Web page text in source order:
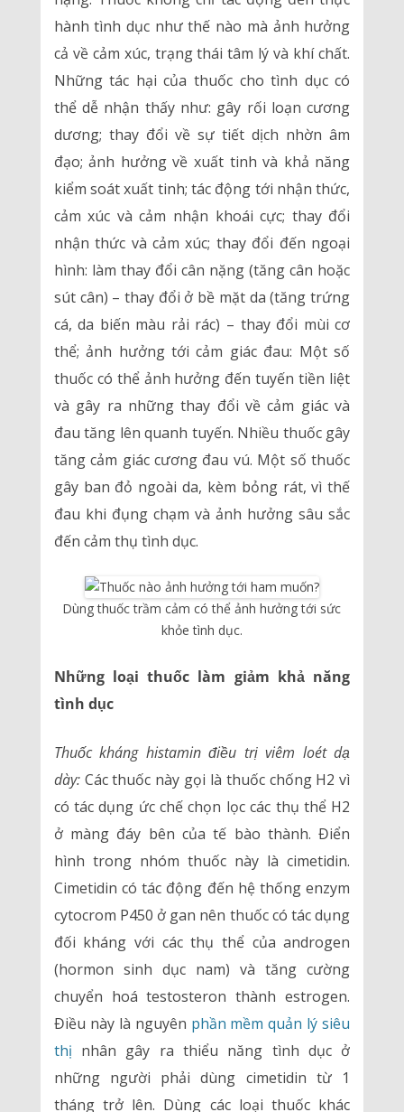
hành tình dục như thế nào mà ảnh hưởng
cả về cảm xúc, trạng thái tâm lý và khí chất.
Những tác hại của thuốc cho tình dục có
thể dễ nhận thấy như: gây rối loạn cương
dương; thay đổi về sự tiết dịch nhờn âm
đạo; ảnh hưởng về xuất tinh và khả năng
kiểm soát xuất tinh; tác động tới nhận thức,
cảm xúc và cảm nhận khoái cực; thay đổi
nhận thức và cảm xúc; thay đổi đến ngoại
hình: làm thay đổi cân nặng (tăng cân hoặc
sút cân) – thay đổi ở bề mặt da (tăng trứng
cá, da biến màu rải rác) – thay đổi mùi cơ
thể; ảnh hưởng tới cảm giác đau: Một số
thuốc có thể ảnh hưởng đến tuyến tiền liệt
và gây ra những thay đổi về cảm giác và
đau tăng lên quanh tuyến. Nhiều thuốc gây
tăng cảm giác cương đau vú. Một số thuốc
gây ban đỏ ngoài da, kèm bỏng rát, vì thế
đau khi đụng chạm và ảnh hưởng sâu sắc
đến cảm thụ tình dục.
Dùng thuốc trầm cảm có thể ảnh hưởng tới sức
khỏe tình dục.
Những loại thuốc làm giảm khả năng
tình dục
Thuốc kháng histamin điều trị viêm loét dạ
dày:Các thuốc này gọi là thuốc chống H2 vì
có tác dụng ức chế chọn lọc các thụ thể H2
ở màng đáy bên của tế bào thành. Điển
hình trong nhóm thuốc này là cimetidin.
Cimetidin có tác động đến hệ thống enzym
cytocrom P450 ở gan nên thuốc có tác dụng
đối kháng với các thụ thể của androgen
(hormon sinh dục nam) và tăng cường
chuyển hoá testosteron thành estrogen.
Điều này là nguyên phần mềm quản lý siêu
thị nhân gây ra thiểu năng tình dục ở
những người phải dùng cimetidin từ 1
tháng trở lên. Dùng các loại thuốc khác